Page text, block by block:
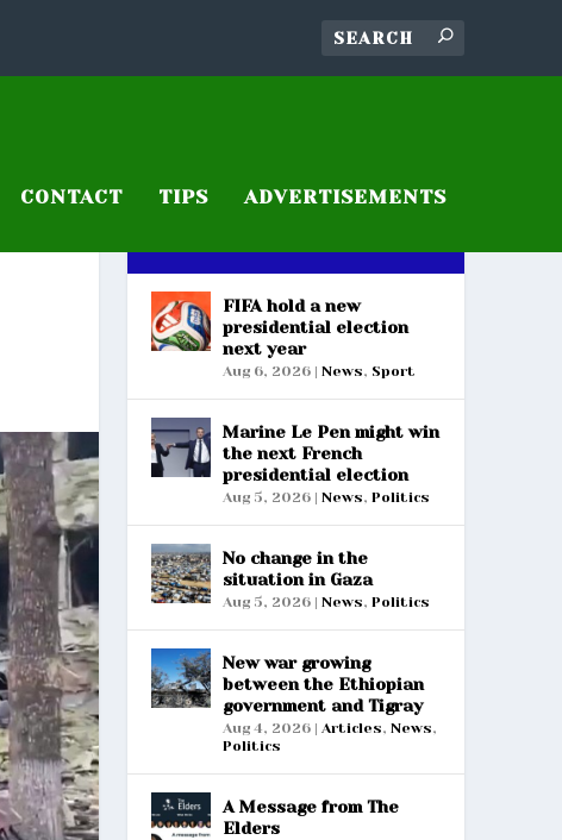
CONTACT TIPS ADVERTISEMENTS
FIFA hold a new
presidential election
next year
Aug 6, 2026| News, Sport
Marine Le Pen might win
the next French
presidential election
Aug 5, 2026| News, Politics
No change in the
situation in Gaza
Aug 5, 2026| News, Politics
New war growing
between the Ethiopian
government and Tigray
Aug 4, 2026| Articles, News,
Politics
A Message from The
Elders